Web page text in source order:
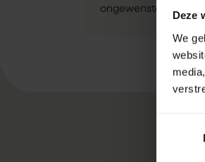
Deze
We
ongewenste gasten.